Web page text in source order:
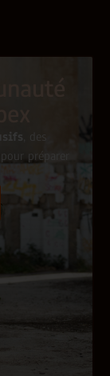
, des
préparer